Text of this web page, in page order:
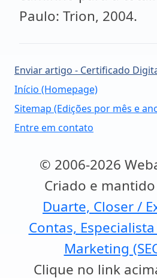
Paulo: Trion, 2004.
Enviar artigo - Certificado
Início (Homepage)
Sitemap (Edições por mês e
Entre em contato
© 2006-2026
Criado e
Duarte, Closer /
Contas,
Marketing
Clique no link